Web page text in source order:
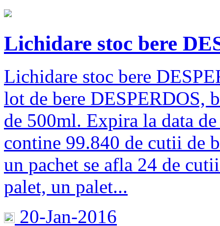
Lichidare stoc bere
Lichidare stoc bere
lot de bere DESPERDOS,
de 500ml. Expira la data
contine 99.840 de cutii de
un pachet se afla 24 de
palet, un palet...
20-Jan-2016